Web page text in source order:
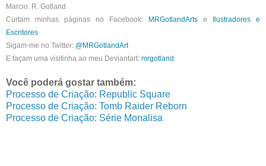
Marcio. R. Gotland
Curtam minhas páginas no Facebook: MRGotlandArts e Ilustradores e
Escritores
Sigam-me no Twitter: @MRGotlandArt
E façam uma visitinha ao meu Deviantart: mrgotland
Você poderá gostar também:
Processo de Criação: Republic Square
Processo de Criação: Tomb Raider Reborn
Processo de Criação: Série Monalisa